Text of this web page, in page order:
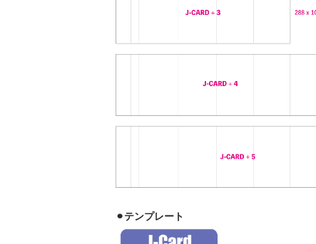
⚫︎テンプレート